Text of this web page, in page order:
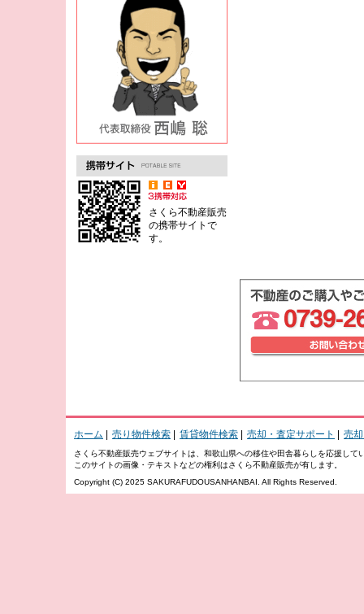
さくら不動産販売
の携帯サイトで
す。
ホーム 売り物件検索 賃貸物件検索 売却・査定サポート 売
さくら不動産販売ウェブサイトは、和歌山県への移住や田舎暮らしを応援して
このサイトの画像・テキストなどの権利はさくら不動産販売が有します。
Copyright (C) 2025 SAKURAFUDOUSANHANBAI. All Rights Reserved.